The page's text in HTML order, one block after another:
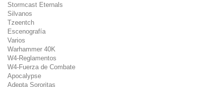
Stormcast Eternals
Silvanos
Tzeentch
Escenografía
Varios
Warhammer 40K
W4-Reglamentos
W4-Fuerza de Combate
Apocalypse
Adepta Sororitas